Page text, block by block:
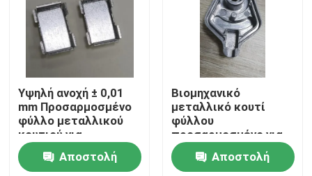
Μέρη υλικού ακρίβειας
Μέρη ρίψεων κύβων
Φόρμα ρίψεων κύβων
Εξαρτήματα από καουτσούκ σιλικόνης
Υψηλή ανοχή ± 0,01
mm Προσαρμοσμένο
φύλλο μεταλλικού
κουτιού για
βιομηχανική
κατασκευήΑποστολή
Βιομηχανικό
μεταλλικό κουτί
φύλλου
προσαρμοσμένο για
εφαρμογές βαριάς
χρήσης Αποστολή